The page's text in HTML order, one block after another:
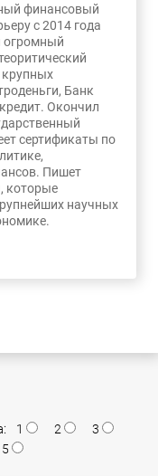
финансовый
с 2014 года
огромный
Банк
Окончил
сертификаты по
Пишет
которые
научных
1 2
3
5